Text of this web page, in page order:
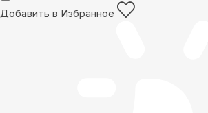
Добавить в Избранное